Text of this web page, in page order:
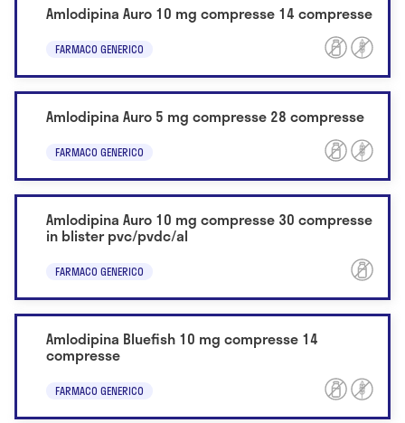
Amlodipina Auro 10 mg compresse 14 compresse
FARMACO GENERICO
Amlodipina Auro 5 mg compresse 28 compresse
FARMACO GENERICO
Amlodipina Auro 10 mg compresse 30 compresse
in blister pvc/pvdc/al
FARMACO GENERICO
Amlodipina Bluefish 10 mg compresse 14
compresse
FARMACO GENERICO